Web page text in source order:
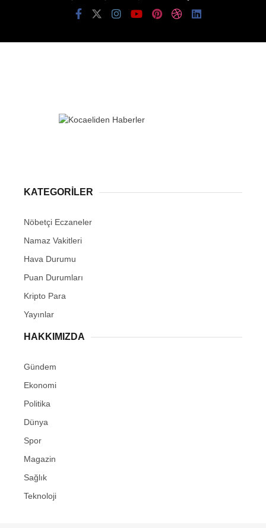
KATEGORİLER
Nöbetçi Eczaneler
Namaz Vakitleri
Hava Durumu
Puan Durumları
Kripto Para
Yayınlar
HAKKIMIZDA
Gündem
Ekonomi
Politika
Dünya
Spor
Magazin
Sağlık
Teknoloji